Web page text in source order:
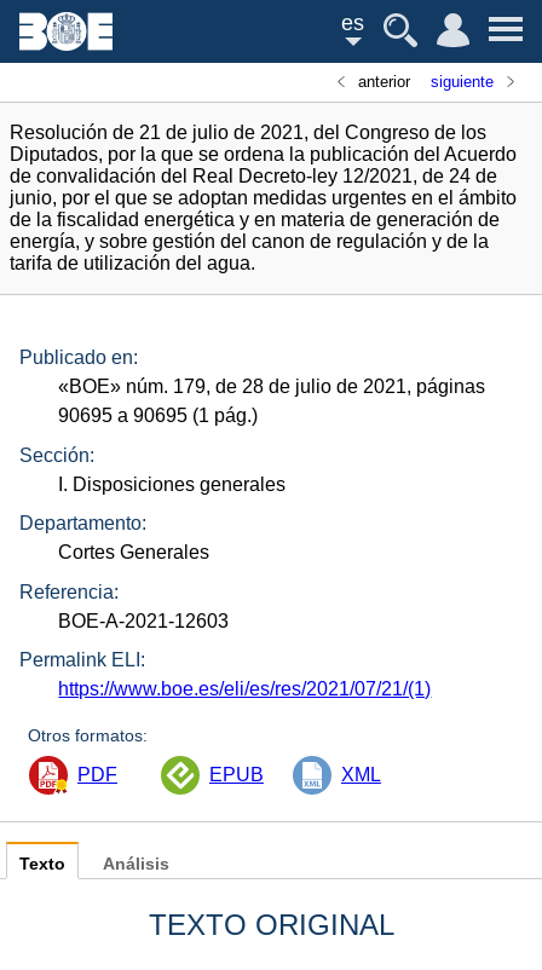
es
anterior siguiente
Resolución de 21 de julio de 2021, del Congreso de los
Diputados, por la que se ordena la publicación del Acuerdo
de convalidación del Real Decreto-ley 12/2021, de 24 de
junio, por el que se adoptan medidas urgentes en el ámbito
de la fiscalidad energética y en materia de generación de
energía, y sobre gestión del canon de regulación y de la
tarifa de utilización del agua.
Publicado en:
«BOE» núm. 179, de 28 de julio de 2021, páginas
90695 a 90695 (1 pág.)
Sección:
I. Disposiciones generales
Departamento:
Cortes Generales
Referencia:
BOE-A-2021-12603
Permalink ELI:
https://www.boe.es/eli/es/res/2021/07/21/(1)
Otros formatos:
PDF EPUB XML
Texto
TEXTO ORIGINAL
Análisis